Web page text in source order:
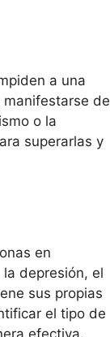
a una
de
o la
superarlas y
en
depresión, el
sus propias
el tipo de
efectiva.